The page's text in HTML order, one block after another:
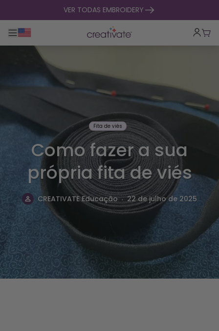
saltar para o conteúdoVER TODAS EMBROIDERY
Alternar entre navegação principal
Fita de viés
Como fazer a sua
própria fita de viés
CREATIVATE Educação . 22 de julho de 2025